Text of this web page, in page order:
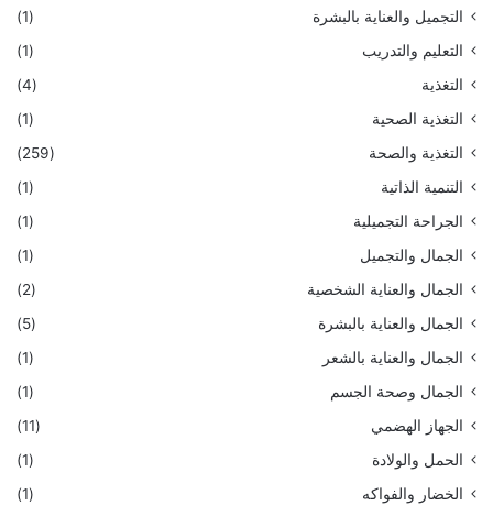
التجميل والعناية بالبشرة
(1)
التعليم والتدريب
(1)
التغذية
(4)
التغذية الصحية
(1)
التغذية والصحة
(259)
التنمية الذاتية
(1)
الجراحة التجميلية
(1)
الجمال والتجميل
(1)
الجمال والعناية الشخصية
(2)
الجمال والعناية بالبشرة
(5)
الجمال والعناية بالشعر
(1)
الجمال وصحة الجسم
(1)
الجهاز الهضمي
(11)
الحمل والولادة
(1)
الخضار والفواكه
(1)